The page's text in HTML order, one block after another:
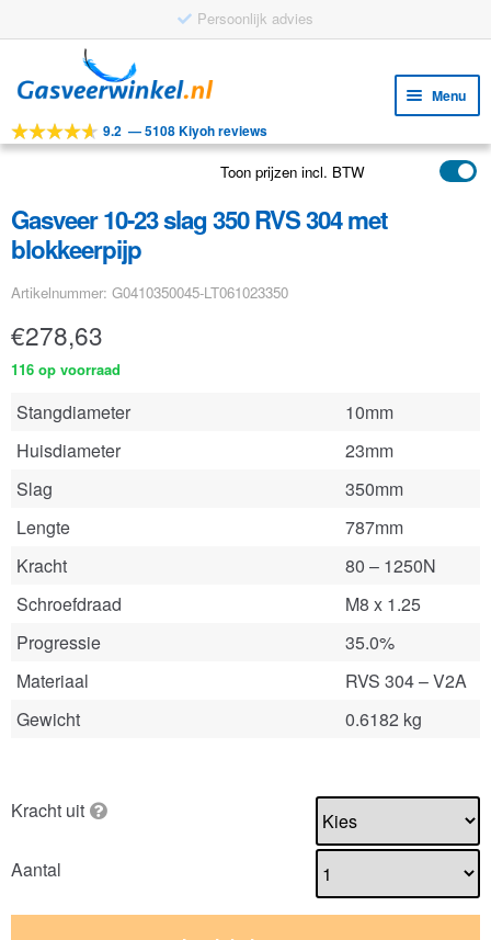
Persoonlijk advies
door
navigatie
naar
inhoud
Menu
Tools
Toepassingen
Klantenservice
9.2 —5108 Kiyoh reviews
Toon prijzen incl. BTW
Gasveer 10-23 slag 350 RVS 304 met
blokkeerpijp
Artikelnummer: G0410350045-LT061023350
€278,63
116 op voorraad
Stangdiameter
10mm
Huisdiameter
23mm
Slag
350mm
Lengte
787mm
Kracht
80 – 1250N
Schroefdraad
M8 x 1.25
Progressie
35.0%
Materiaal
RVS 304 – V2A
Gewicht
0.6182 kg
Kracht uit
Aantal